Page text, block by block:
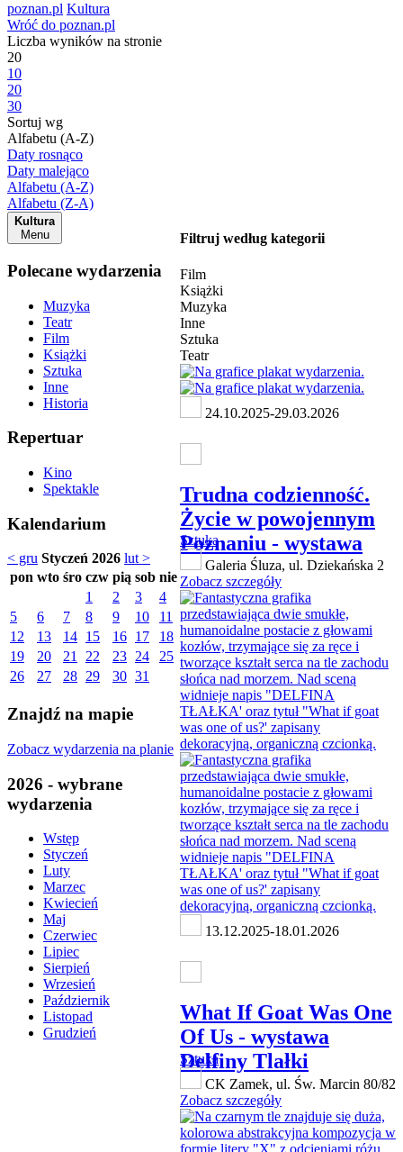
poznan.pl Kultura
Wróć do poznan.pl
Liczba wyników na stronie
20
10
20
30
Sortuj wg
Alfabetu (A-Z)
Daty rosnąco
Daty malejąco
Alfabetu (A-Z)
Alfabetu (Z-A)
Kultura
Menu
Polecane wydarzenia
Muzyka
Teatr
Film
Książki
Sztuka
Inne
Historia
Repertuar
Kino
Spektakle
Kalendarium
< gru Styczeń 2026 lut >
pon wto śro czw pią sob nie
1
2 3
4
5
6 7 8 9 10
11
12
13 14 15 16 17
18
19
20 21 22 23 24
25
26
27 28 29 30 31
Znajdź na mapie
Zobacz wydarzenia na planie
2026 - wybrane
wydarzenia
Wstęp
Styczeń
Luty
Marzec
Kwiecień
Maj
Czerwiec
Lipiec
Sierpień
Wrzesień
Październik
Listopad
Grudzień
Filtruj według kategorii
Film
Książki
Muzyka
Inne
Sztuka
Teatr
24.10.2025-29.03.2026
Trudna codzienność.
Życie w powojennym
Poznaniu - wystawa
Sztuka
Galeria Śluza, ul. Dziekańska 2
Zobacz szczegóły
13.12.2025-18.01.2026
What If Goat Was One
Of Us - wystawa
Delfiny Tlałki
Sztuka
CK Zamek, ul. Św. Marcin 80/82
Zobacz szczegóły